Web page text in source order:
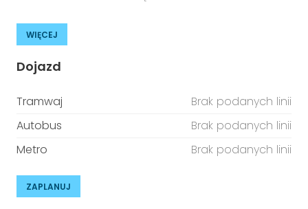
WIĘCEJ
Dojazd
Tramwaj
Brak podanych linii
Autobus
Brak podanych linii
Metro
Brak podanych linii
ZAPLANUJ